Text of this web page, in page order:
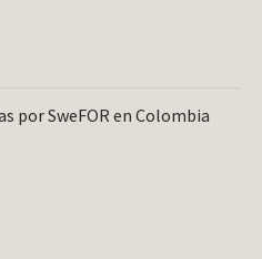
por SweFOR en Colombia